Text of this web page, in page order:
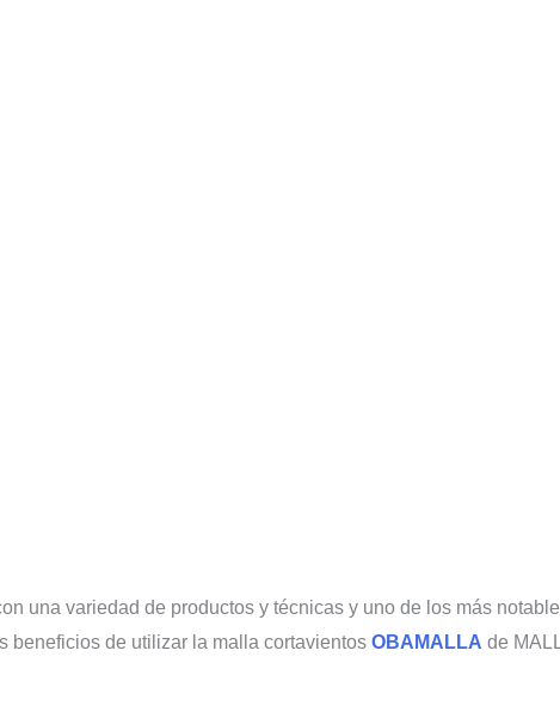
una variedad de productos y técnicas y uno de los más
beneficios de utilizar la malla cortavientos OBAMALLA de